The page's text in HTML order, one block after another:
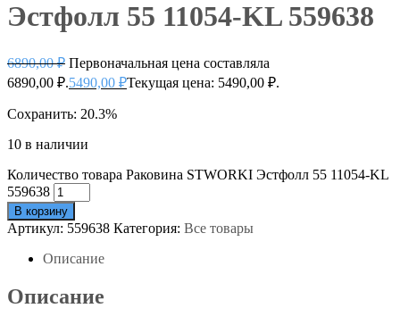
Эстфолл 55 11054-KL 559638
6890,00₽ Первоначальная цена составляла
6890,00 ₽.5490,00 ₽Текущая цена: 5490,00 ₽.
Сохранить: 20.3%
10 в наличии
Количество товара Раковина STWORKI Эстфолл 55 11054-KL
559638
В корзину
Артикул: 559638 Категория: Все товары
Описание
Описание